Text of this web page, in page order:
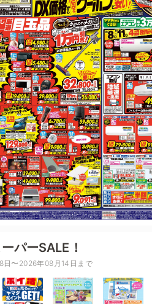
パーSALE！
日〜2026年08月14日まで